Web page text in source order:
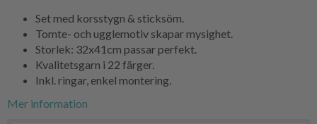
Set med korsstygn & sticksöm.
Tomte- och ugglemotiv skapar mysighet.
Storlek: 32x41cm passar perfekt.
Kvalitetsgarn i 22 färger.
Inkl. ringar, enkel montering.
Mer information